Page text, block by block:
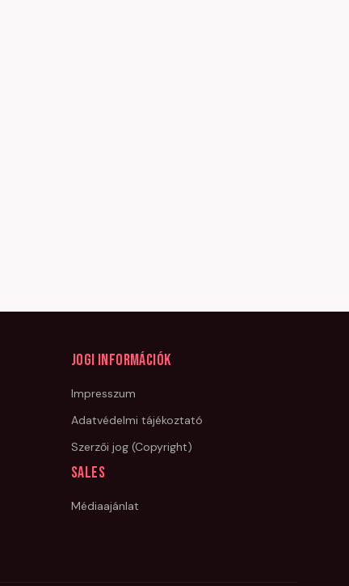
Jogi információk
Impresszum
Adatvédelmi tájékoztató
Szerzői jog (Copyright)
Sales
Médiaajánlat